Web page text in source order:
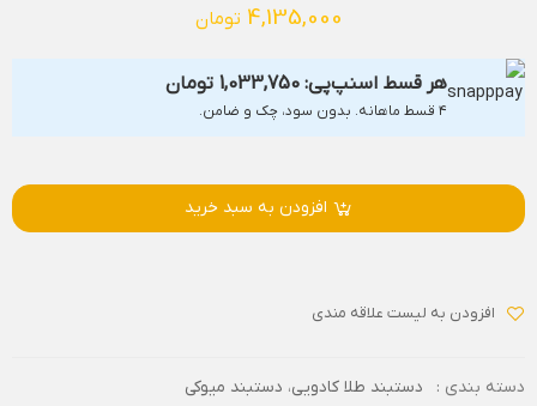
4,135,000 تومان
هر قسط اسنپ‌پی: 1,033,750 تومان
۴ قسط ماهانه. بدون سود، چک و ضامن.
افزودن به سبد خرید
افزودن به لیست علاقه مندی
دسته بندی : دستبند طلا کادویی، دستبند میوکی